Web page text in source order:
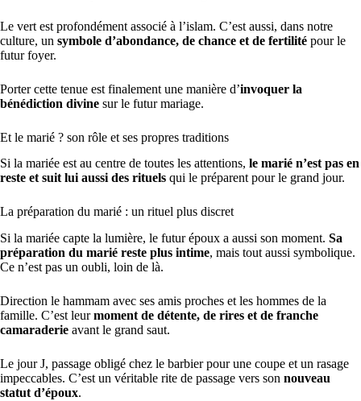
Le vert est profondément associé à l’islam. C’est aussi, dans notre
culture, un symbole d’abondance, de chance et de fertilité pour le
futur foyer.
Porter cette tenue est finalement une manière d’invoquer la
bénédiction divine sur le futur mariage.
Et le marié ? son rôle et ses propres traditions
Si la mariée est au centre de toutes les attentions, le marié n’est pas en
reste et suit lui aussi des rituels qui le préparent pour le grand jour.
La préparation du marié : un rituel plus discret
Si la mariée capte la lumière, le futur époux a aussi son moment. Sa
préparation du marié reste plus intime, mais tout aussi symbolique.
Ce n’est pas un oubli, loin de là.
Direction le hammam avec ses amis proches et les hommes de la
famille. C’est leurmoment de détente, de rires et de franche
camaraderie avant le grand saut.
Le jour J, passage obligé chez le barbier pour une coupe et un rasage
impeccables. C’est un véritable rite de passage vers son nouveau
statut d’époux.